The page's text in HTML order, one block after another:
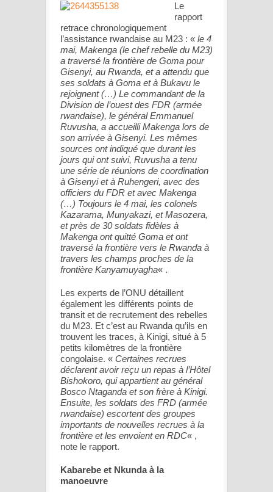
Le
rapport
retrace chronologiquement
l’assistance rwandaise au M23 : « le 4
mai, Makenga (le chef rebelle du M23)
a traversé la frontière de Goma pour
Gisenyi, au Rwanda, et a attendu que
ses soldats à Goma et à Bukavu le
rejoignent (…) Le commandant de la
Division de l’ouest des FDR (armée
rwandaise), le général Emmanuel
Ruvusha, a accueilli Makenga lors de
son arrivée à Gisenyi. Les mêmes
sources ont indiqué que durant les
jours qui ont suivi, Ruvusha a tenu
une série de réunions de coordination
à Gisenyi et à Ruhengeri, avec des
officiers du FDR et avec Makenga
(…) Toujours le 4 mai, les colonels
Kazarama, Munyakazi, et Masozera,
et près de 30 soldats fidèles à
Makenga ont quitté Goma et ont
traversé la frontière vers le Rwanda à
travers les champs proches de la
frontière Kanyamuyagha« .
Les experts de l’ONU détaillent
également les différents points de
transit et de recrutement des rebelles
du M23. Et c’est au Rwanda qu’ils en
trouvent les traces, à Kinigi, situé à 5
petits kilomètres de la frontière
congolaise. « Certaines recrues
déclarent avoir reçu un repas à l’Hôtel
Bishokoro, qui appartient au général
Bosco Ntaganda et son frère à Kinigi.
Ensuite, les soldats des FRD (armée
rwandaise) escortent des groupes
importants de nouvelles recrues à la
frontière et les envoient en RDC« ,
note le rapport.
Kabarebe et Nkunda à la
manoeuvre